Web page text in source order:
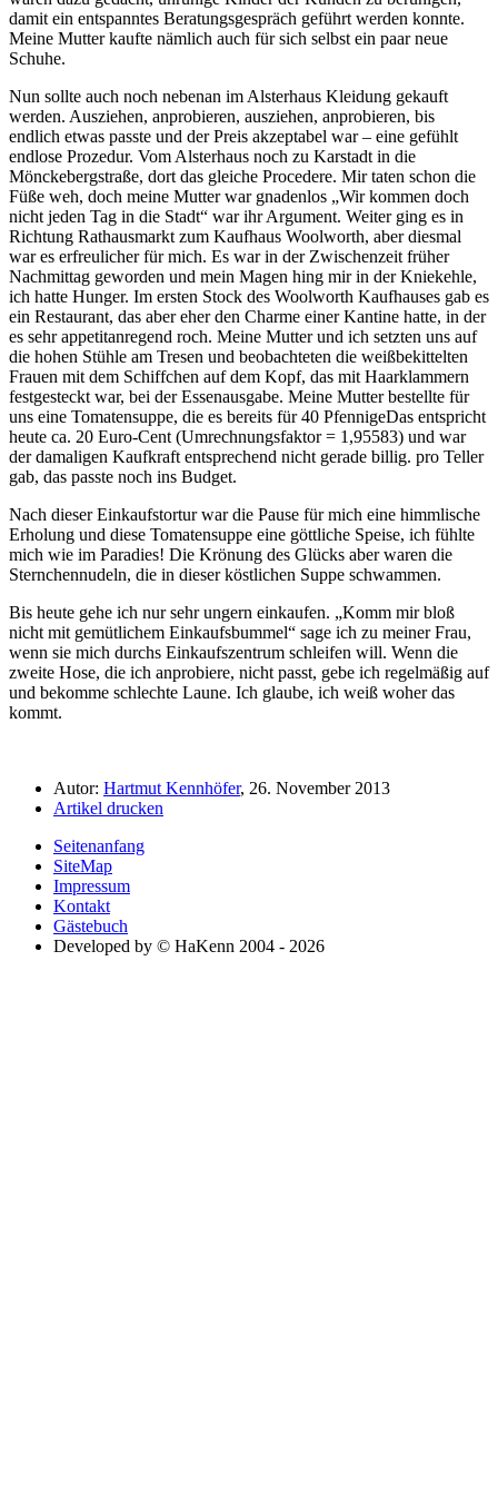
damit ein entspanntes Beratungsgespräch geführt werden konnte.
Meine Mutter kaufte nämlich auch für sich selbst ein paar neue
Schuhe.
Nun sollte auch noch nebenan im Alsterhaus Kleidung gekauft
werden. Ausziehen, anprobieren, ausziehen, anprobieren, bis
endlich etwas passte und der Preis akzeptabel war – eine gefühlt
endlose Prozedur. Vom Alsterhaus noch zu Karstadt in die
Mönckebergstraße, dort das gleiche Procedere. Mir taten schon die
Füße weh, doch meine Mutter war gnadenlos
Wir kommen doch
nicht jeden Tag in die Stadt
war ihr Argument. Weiter ging es in
Richtung Rathausmarkt zum Kaufhaus Woolworth, aber diesmal
war es erfreulicher für mich. Es war in der Zwischenzeit früher
Nachmittag geworden und mein Magen hing mir in der Kniekehle,
ich hatte Hunger. Im ersten Stock des Woolworth Kaufhauses gab es
ein Restaurant, das aber eher den Charme einer Kantine hatte, in der
es sehr appetitanregend roch. Meine Mutter und ich setzten uns auf
die hohen Stühle am Tresen und beobachteten die weißbekittelten
Frauen mit dem Schiffchen auf dem Kopf, das mit Haarklammern
festgesteckt war, bei der Essenausgabe. Meine Mutter bestellte für
uns eine Tomatensuppe, die es bereits für40 PfennigeDas entspricht
heute ca. 20 Euro-Cent (Umrechnungsfaktor = 1,95583) und war
der damaligen Kaufkraft entsprechend nicht gerade billig. pro Teller
gab, das passte noch ins Budget.
Nach dieser Einkaufstortur war die Pause für mich eine himmlische
Erholung und diese Tomatensuppe eine göttliche Speise, ich fühlte
mich wie im Paradies! Die Krönung des Glücks aber waren die
Sternchennudeln, die in dieser köstlichen Suppe schwammen.
Bis heute gehe ich nur sehr ungern einkaufen.
Komm mir bloß
nicht mit gemütlichem Einkaufsbummel
sage ich zu meiner Frau,
wenn sie mich durchs Einkaufszentrum schleifen will. Wenn die
zweite Hose, die ich anprobiere, nicht passt, gebe ich regelmäßig auf
und bekomme schlechte Laune. Ich glaube, ich weiß woher das
kommt.
Autor: Hartmut Kennhöfer, 26. November 2013
Artikel drucken
Seitenanfang
SiteMap
Impressum
Kontakt
Gästebuch
Developed by © HaKenn 2004 - 2026